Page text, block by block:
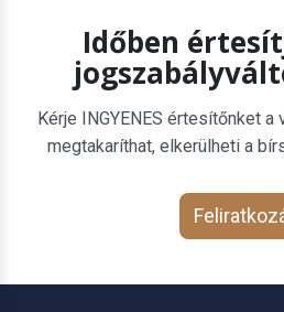
Időben
Kérje INGYENES értesítőnket
megtakaríthat, elkerülheti a